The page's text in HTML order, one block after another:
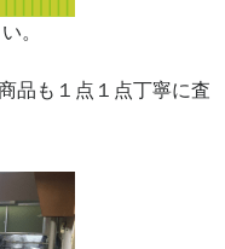
。
品も１点１点丁寧に査